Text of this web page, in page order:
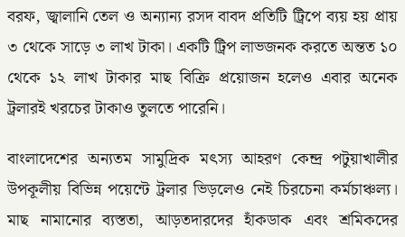
বরফ, জ্বালানি তেল ও অন্যান্য রসদ বাবদ প্রতিটি ট্রিপে ব্যয় হয় প্রায়
৩ থেকে সাড়ে ৩ লাখ টাকা। একটি ট্রিপ লাভজনক করতে অন্তত ১০
থেকে ১২ লাখ টাকার মাছ বিক্রি প্রয়োজন হলেও এবার অনেক
ট্রলারই খরচের টাকাও তুলতে পারেনি।
বাংলাদেশের অন্যতম সামুদ্রিক মৎস্য আহরণ কেন্দ্র পটুয়াখালীর
উপকূলীয় বিভিন্ন পয়েন্টে ট্রলার ভিড়লেও নেই চিরচেনা কর্মচাঞ্চল্য।
মাছ নামানোর ব্যস্ততা, আড়তদারদের হাঁকডাক এবং শ্রমিকদের